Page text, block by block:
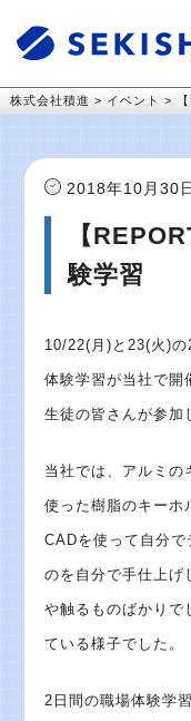
株式会社積進 > イベント >
2018年10月30
【
験学習
10/22(月)と23(火)
体験学習が当社で開
生徒の皆さんが参加
当社では、アルミの
使った樹脂のキーホ
CADを使って自分
のを自分で手仕上げ
や触るものばかりで
ている様子でした。
2日間の職場体験学